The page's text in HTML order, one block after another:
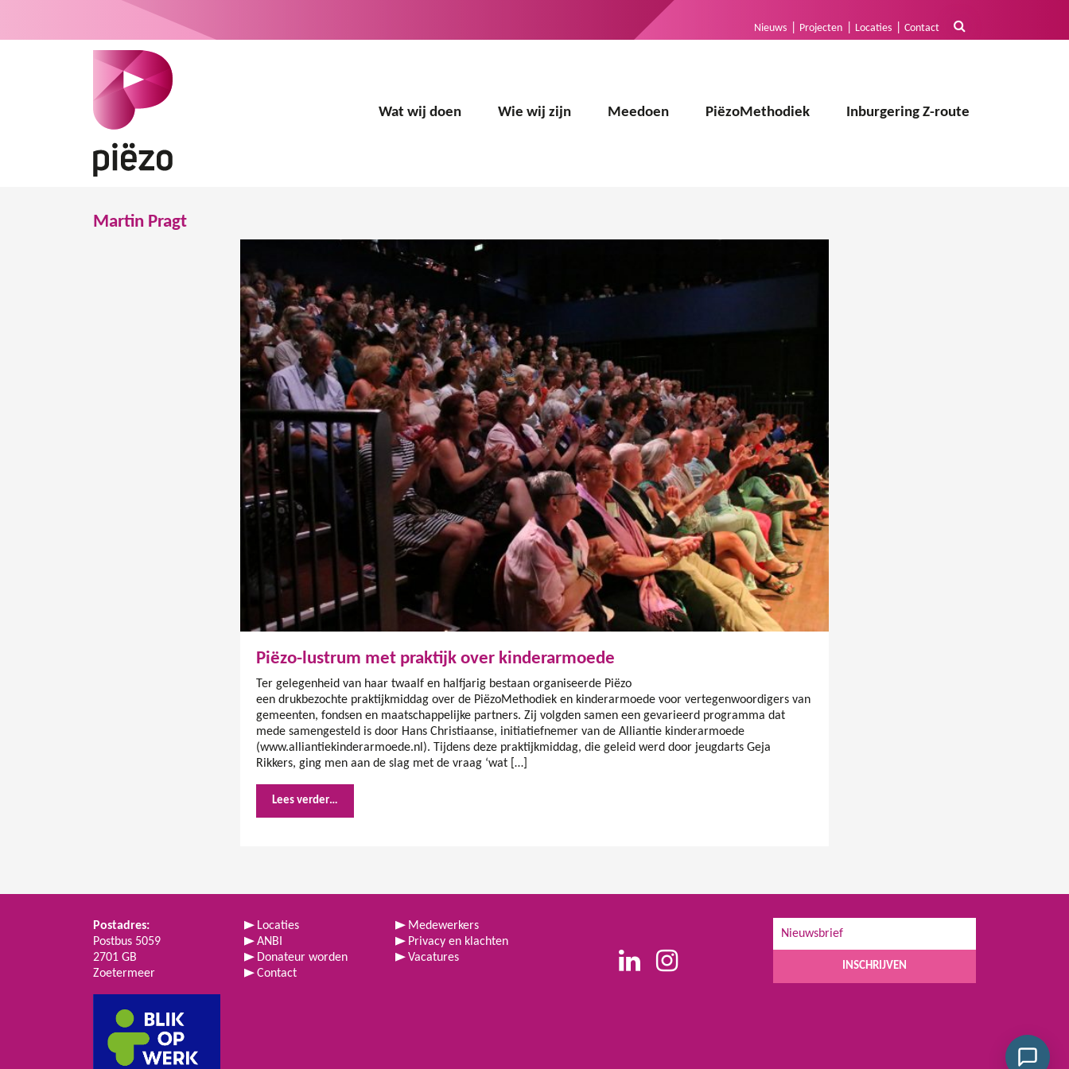
Nieuws Projecten Locaties Contact
Wat wij doen Wie wij zijn Meedoen PiëzoMethodiek Inburgering Z-route
Martin Pragt
Piëzo-lustrum met praktijk over kinderarmoede
Ter gelegenheid van haar twaalf en halfjarig bestaan organiseerde Piëzo
een drukbezochte praktijkmiddag over de PiëzoMethodiek en kinderarmoede voor vertegenwoordigers van
gemeenten, fondsen en maatschappelijke partners. Zij volgden samen een gevarieerd programma dat
mede samengesteld is door Hans Christiaanse, initiatiefnemer van de Alliantie kinderarmoede
(www.alliantiekinderarmoede.nl). Tijdens deze praktijkmiddag, die geleid werd door jeugdarts Geja
Rikkers, ging men aan de slag met de vraag ‘wat […]
Lees verder…
Postadres:
Postbus 5059
2701 GB
Zoetermeer
Locaties
ANBI
Donateur worden
Contact
Medewerkers
Privacy en klachten
Vacatures